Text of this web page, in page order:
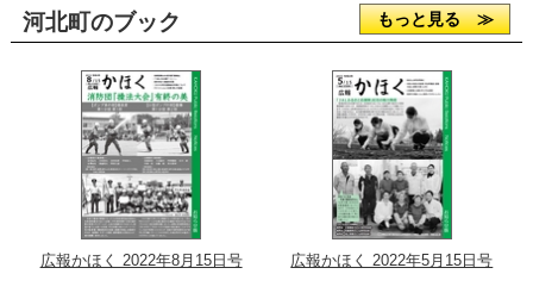
河北町のブック もっと見る ≫
広報かほく 2022年8月15日号 広報かほく 2022年5月15日号